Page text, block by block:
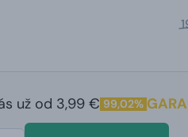
už od 3,99 € 99,02%